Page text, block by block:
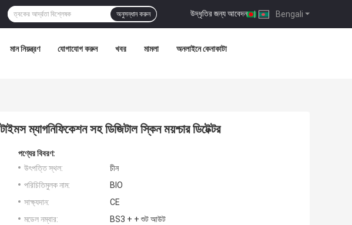
Bengali
উদ্ধৃতির জন্য আবেদন |
অনুসন্ধান করুন
মান নিয়ন্ত্রণ যোগাযোগ করুন খবর মামলা অনলাইনে কেনাকাটা
ম্যাগনিফিকেশন সহ ডিজিটাল স্কিন ময়শ্চার ডিটেক্টর
পণ্যের বিবরণ:
উৎপত্তি স্থল:
চীন
পরিচিতিমুলক নাম:
BIO
সাক্ষ্যদান:
CE
মডেল নম্বার:
BS3 + + শুট আউট